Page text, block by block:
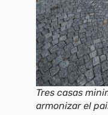
Tres casas
armonizar el